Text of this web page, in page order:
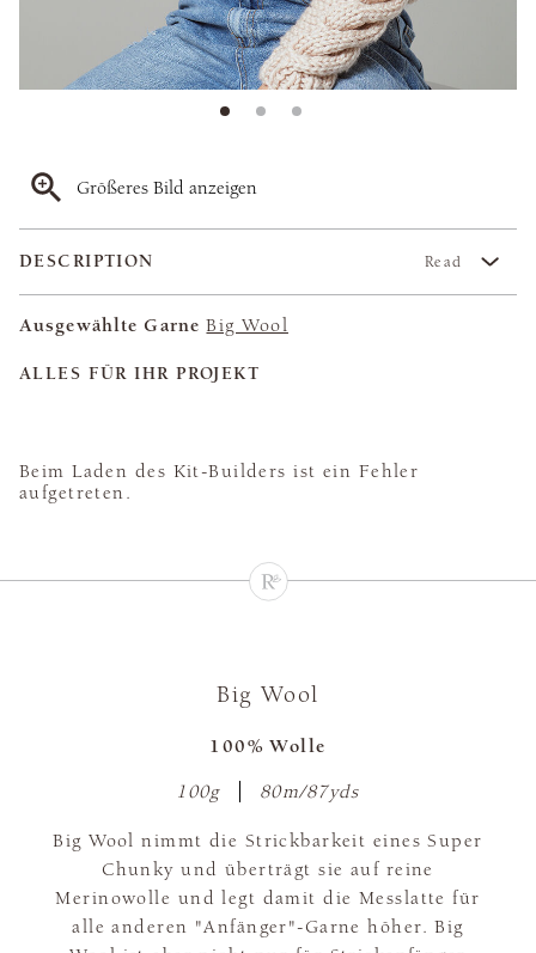
Größeres Bild anzeigen
DESCRIPTION Read
Ausgewählte Garne Big Wool
ALLES FÜR IHR PROJEKT
Beim Laden des Kit-Builders ist ein Fehler
aufgetreten.
Big Wool
100% Wolle
100g 80m/87yds
Big Wool nimmt die Strickbarkeit eines Super
Chunky und überträgt sie auf reine
Merinowolle und legt damit die Messlatte für
alle anderen "Anfänger"-Garne höher. Big